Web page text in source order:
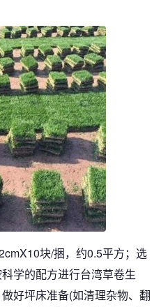
块/捆，约0.5平方；选
学的配方进行台湾草卷生
好坪床准备(如清理杂物、翻